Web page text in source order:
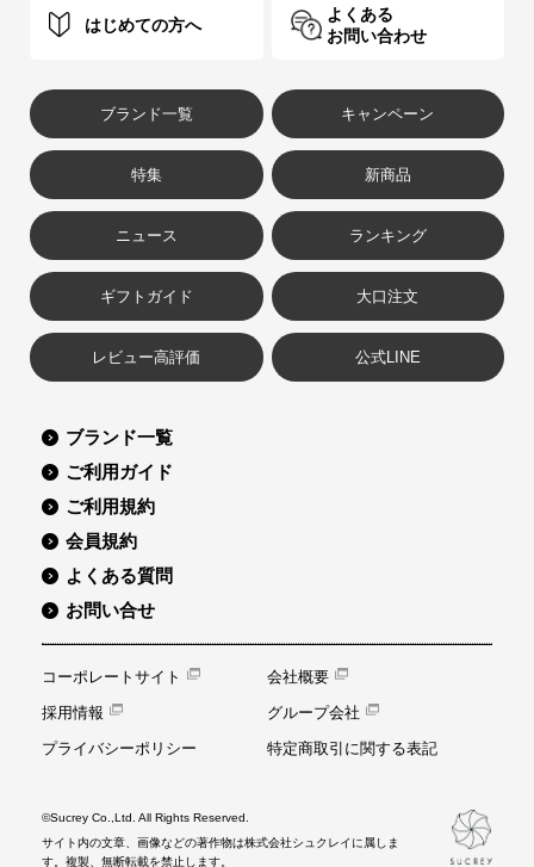
はじめての方へ
よくある
お問い合わせ
ブランド一覧 キャンペーン
特集 新商品
ニュース ランキング
ギフトガイド 大口注文
レビュー高評価 公式LINE
ブランド一覧
ご利用ガイド
ご利用規約
会員規約
よくある質問
お問い合せ
コーポレートサイト
会社概要
採用情報
グループ会社
プライバシーポリシー
特定商取引に関する表記
©Sucrey Co.,Ltd. All Rights Reserved.
サイト内の文章、画像などの著作物は株式会社シュクレイに属しま
す。複製、無断転載を禁止します。